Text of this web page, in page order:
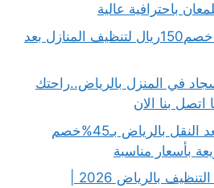
باحترافية عالية
شركة تنظيف بشقراء خصم150ريال لتنظيف المنازل بعد
في المنزل بالرياض..راحتك
اتصل بنا الان
أفضل شركة تنظيف بعد النقل بالرياض بـ45%خصم
بأسعار مناسبة